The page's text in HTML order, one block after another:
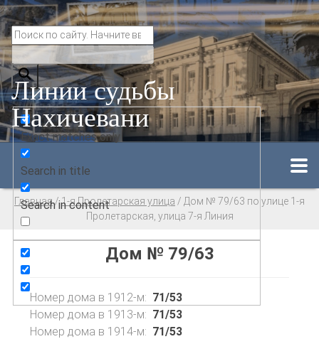
Линии судьбы
Нахичевани
Exact matches only
Search in title
Search in content
Главная/1-я Пролетарская улица / Дом № 79/63 по улице 1-я
Пролетарская, улица 7-я Линия
Дом № 79/63
Номер дома в 1912-м: 71/53
Номер дома в 1913-м: 71/53
Номер дома в 1914-м: 71/53